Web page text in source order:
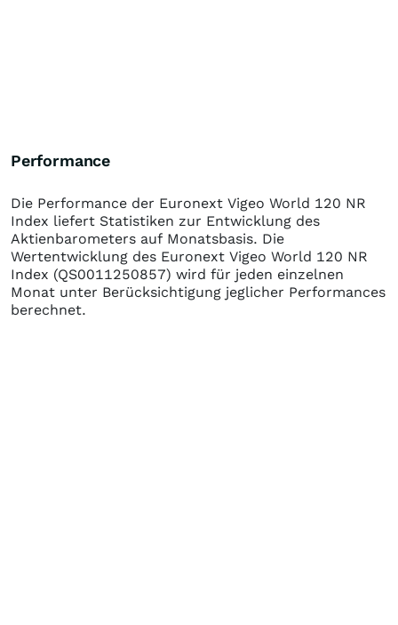
Performance
Die Performance der Euronext Vigeo World 120 NR
Index liefert Statistiken zur Entwicklung des
Aktienbarometers auf Monatsbasis. Die
Wertentwicklung des Euronext Vigeo World 120 NR
Index (QS0011250857) wird für jeden einzelnen
Monat unter Berücksichtigung jeglicher Performances
berechnet.